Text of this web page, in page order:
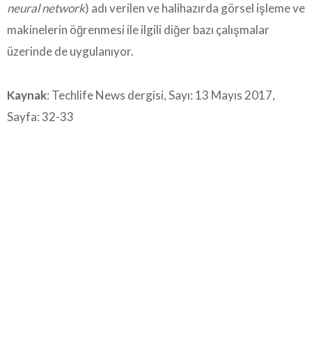
neural network) adı verilen ve halihazırda görsel işleme ve
makinelerin öğrenmesi ile ilgili diğer bazı çalışmalar
üzerinde de uygulanıyor.
Kaynak: Techlife News dergisi, Sayı: 13 Mayıs 2017,
Sayfa: 32-33